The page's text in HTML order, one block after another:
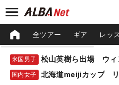
全ツアー ギア レッ
米国男子
国内女子 北海道meijiカップ